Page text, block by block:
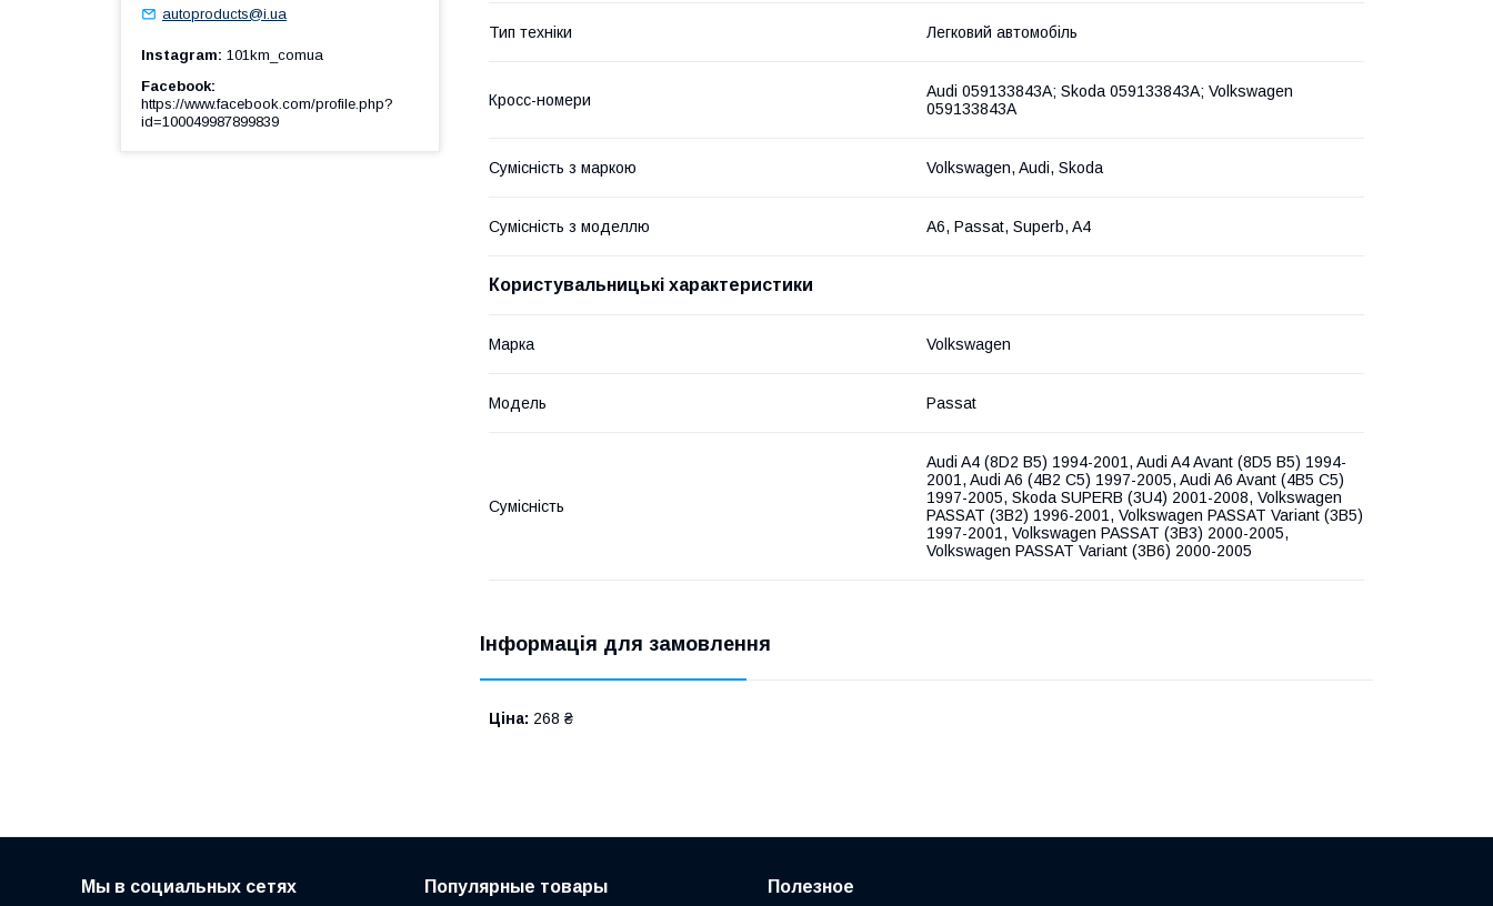
Тип техніки Легковий автомобіль
Кросс-номери
Audi 059133843A; Skoda 059133843A; Volkswagen
059133843A
Сумісність з маркою Volkswagen, Audi, Skoda
Сумісність з моделлю A6, Passat, Superb, A4
Користувальницькі характеристики
Марка Volkswagen
Модель Passat
Сумісність
Audi A4 (8D2 B5) 1994-2001, Audi A4 Avant (8D5 B5) 1994-
2001, Audi A6 (4B2 C5) 1997-2005, Audi A6 Avant (4B5 C5)
1997-2005, Skoda SUPERB (3U4) 2001-2008, Volkswagen
PASSAT (3B2) 1996-2001, Volkswagen PASSAT Variant (3B5)
1997-2001, Volkswagen PASSAT (3B3) 2000-2005,
Volkswagen PASSAT Variant (3B6) 2000-2005
Інформація для замовлення
Ціна: 268 ₴
autoproducts@i.ua
Instagram 101km_comua
Facebook
https://www.facebook.com/profile.php?
id=100049987899839
Мы в социальных сетях Популярные товары Полезное